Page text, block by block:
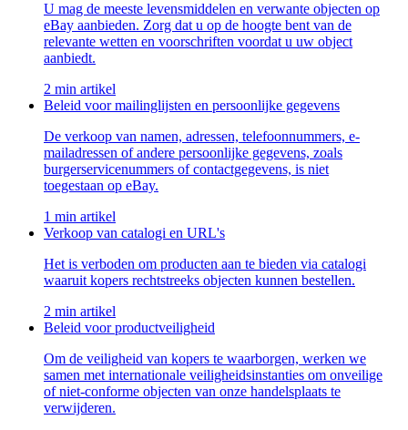
U mag de meeste levensmiddelen en verwante objecten op
eBay aanbieden. Zorg dat u op de hoogte bent van de
relevante wetten en voorschriften voordat u uw object
aanbiedt.
2 min artikel
Beleid voor mailinglijsten en persoonlijke gegevens
De verkoop van namen, adressen, telefoonnummers, e-
mailadressen of andere persoonlijke gegevens, zoals
burgerservicenummers of contactgegevens, is niet
toegestaan op eBay.
1 min artikel
Verkoop van catalogi en URL's
Het is verboden om producten aan te bieden via catalogi
waaruit kopers rechtstreeks objecten kunnen bestellen.
2 min artikel
Beleid voor productveiligheid
Om de veiligheid van kopers te waarborgen, werken we
samen met internationale veiligheidsinstanties om onveilige
of niet-conforme objecten van onze handelsplaats te
verwijderen.